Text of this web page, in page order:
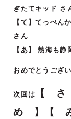
ぎたてキッド さ
【て】てっぺん
さん
【あ】 熱海も
おめでとうござ
次回は
【
め 】【